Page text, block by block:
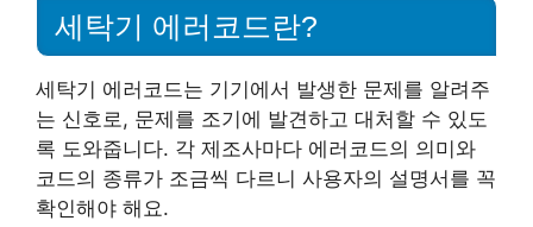
세탁기 에러코드란?
세탁기 에러코드는 기기에서 발생한 문제를 알려주
는 신호로, 문제를 조기에 발견하고 대처할 수 있도
록 도와줍니다. 각 제조사마다 에러코드의 의미와
코드의 종류가 조금씩 다르니 사용자의 설명서를 꼭
확인해야 해요.